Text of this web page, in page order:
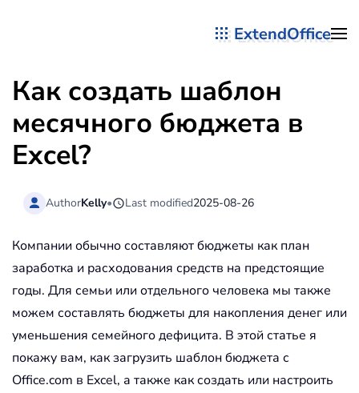
ExtendOffice
Как создать шаблон
месячного бюджета в
Excel?
AuthorKelly• Last modified2025-08-26
Компании обычно составляют бюджеты как план
заработка и расходования средств на предстоящие
годы. Для семьи или отдельного человека мы также
можем составлять бюджеты для накопления денег или
уменьшения семейного дефицита. В этой статье я
покажу вам, как загрузить шаблон бюджета с
Office.com в Excel, а также как создать или настроить